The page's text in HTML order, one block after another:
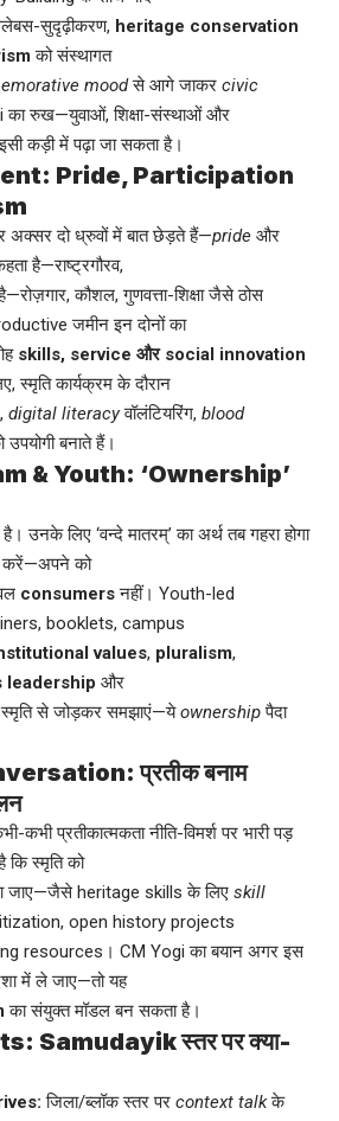
सुदृढ़ीकरण, heritage conservation
को संस्थागत
moodसे आगे जाकर civic
का रुख—युवाओं, शिक्षा-संस्थाओं और
कड़ी में पढ़ा जा सकता है।
Pride, Participation
दो ध्रुवों में बात छेड़ते हैं—pride और
है—राष्ट्रगौरव,
कौशल, गुणवत्ता-शिक्षा जैसे ठोस
जमीन इन दोनों का
skills, service और social innovation
स्मृति कार्यक्रम के दौरान
digital literacyवॉलंटियरिंग, blood
बनाते हैं।
& Youth: ‘Ownership’
उनके लिए ‘वन्दे मातरम्’ का अर्थ तब गहरा होगा
को
consumersनहीं। Youth-led
booklets, campus
values, pluralism,
leadership और
से जोड़कर समझाएं—येownershipपैदा
प्रतीक बनाम
कभी प्रतीकात्मकता नीति-विमर्श पर भारी पड़
कि स्मृति को
जाए—जैसे heritage skills के लिए skill
open history projects
resources। CM Yogi का बयान अगर इस
में ले जाए—तो यह
का संयुक्त मॉडल बन सकता है।
Samudayik स्तर पर क्या-
जिला/ब्लॉक स्तर पर context talkके